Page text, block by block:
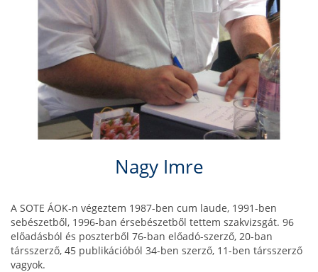
Nagy Imre
A SOTE ÁOK-n végeztem 1987-ben cum laude, 1991-ben
sebészetből, 1996-ban érsebészetből tettem szakvizsgát. 96
előadásból és poszterből 76-ban előadó-szerző, 20-ban
társszerző, 45 publikációból 34-ben szerző, 11-ben társszerző
vagyok.